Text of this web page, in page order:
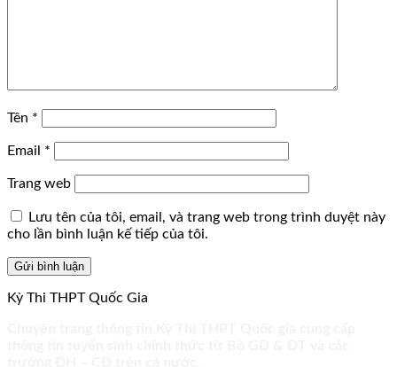
Tên *
Email *
Trang web
Lưu tên của tôi, email, và trang web trong trình duyệt này
cho lần bình luận kế tiếp của tôi.
Kỳ Thi THPT Quốc Gia